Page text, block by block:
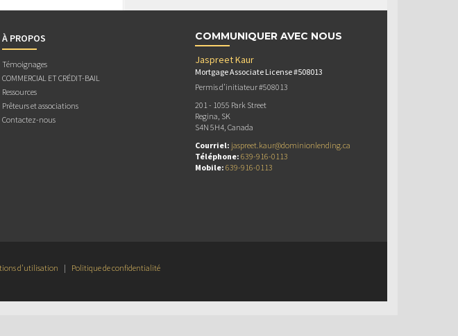
À PROPOS
Témoignages
COMMERCIAL ET CRÉDIT-BAIL
Ressources
Prêteurs et associations
Contactez-nous
COMMUNIQUER AVEC NOUS
Jaspreet Kaur
Mortgage Associate License #508013
Permis d’initiateur #508013
201 - 1055 Park Street
Regina, SK
S4N 5H4, Canada
Courriel: jaspreet.kaur@dominionlending.ca
Téléphone: 639-916-0113
Mobile: 639-916-0113
d’utilisation | Politique de confidentialité